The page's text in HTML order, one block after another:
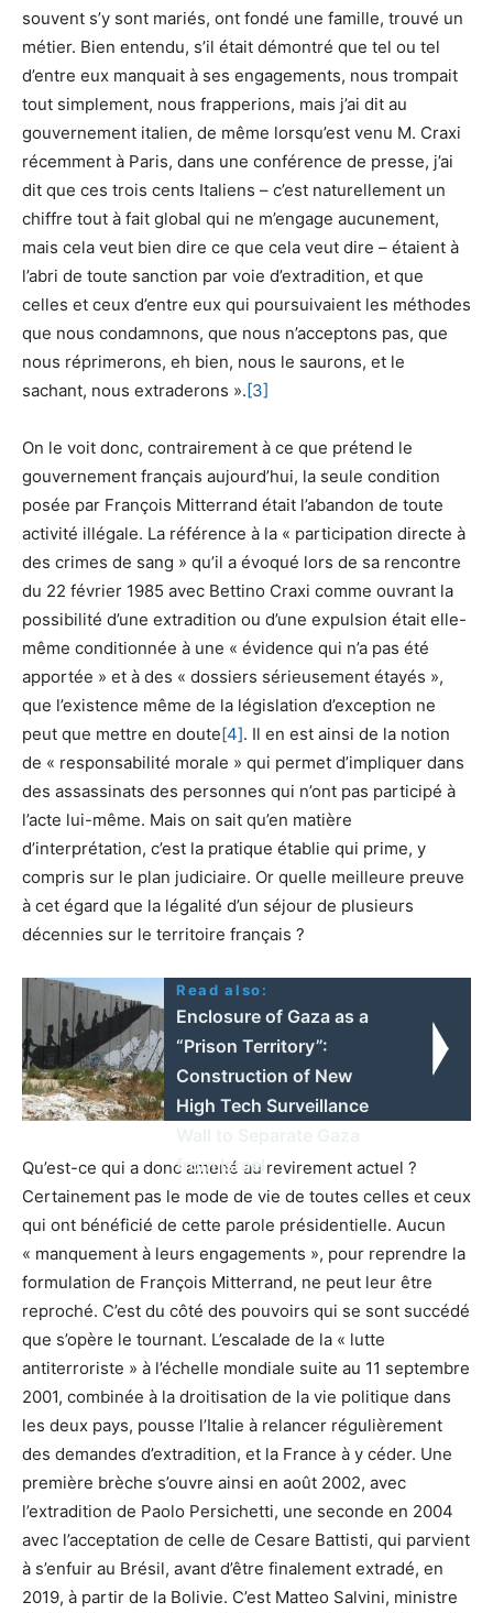
souvent s’y sont mariés, ont fondé une famille, trouvé un
métier. Bien entendu, s’il était démontré que tel ou tel
d’entre eux manquait à ses engagements, nous trompait
tout simplement, nous frapperions, mais j’ai dit au
gouvernement italien, de même lorsqu’est venu M. Craxi
récemment à Paris, dans une conférence de presse, j’ai
dit que ces trois cents Italiens – c’est naturellement un
chiffre tout à fait global qui ne m’engage aucunement,
mais cela veut bien dire ce que cela veut dire – étaient à
l’abri de toute sanction par voie d’extradition, et que
celles et ceux d’entre eux qui poursuivaient les méthodes
que nous condamnons, que nous n’acceptons pas, que
nous réprimerons, eh bien, nous le saurons, et le
sachant, nous extraderons ».[3]
On le voit donc, contrairement à ce que prétend le
gouvernement français aujourd’hui, la seule condition
posée par François Mitterrand était l’abandon de toute
activité illégale. La référence à la « participation directe à
des crimes de sang » qu’il a évoqué lors de sa rencontre
du 22 février 1985 avec Bettino Craxi comme ouvrant la
possibilité d’une extradition ou d’une expulsion était elle-
même conditionnée à une « évidence qui n’a pas été
apportée » et à des « dossiers sérieusement étayés »,
que l’existence même de la législation d’exception ne
peut que mettre en doute[4]. Il en est ainsi de la notion
de « responsabilité morale » qui permet d’impliquer dans
des assassinats des personnes qui n’ont pas participé à
l’acte lui-même. Mais on sait qu’en matière
d’interprétation, c’est la pratique établie qui prime, y
compris sur le plan judiciaire. Or quelle meilleure preuve
à cet égard que la légalité d’un séjour de plusieurs
décennies sur le territoire français ?
Read also:
Enclosure of Gaza as a
“Prison Territory”:
Construction of New
High Tech Surveillance
from Israel
Qu’est-ce qui a donc amené au revirement actuel ?
Certainement pas le mode de vie de toutes celles et ceux
qui ont bénéficié de cette parole présidentielle. Aucun
« manquement à leurs engagements », pour reprendre la
formulation de François Mitterrand, ne peut leur être
reproché. C’est du côté des pouvoirs qui se sont succédé
que s’opère le tournant. L’escalade de la « lutte
antiterroriste » à l’échelle mondiale suite au 11 septembre
2001, combinée à la droitisation de la vie politique dans
les deux pays, pousse l’Italie à relancer régulièrement
des demandes d’extradition, et la France à y céder. Une
première brèche s’ouvre ainsi en août 2002, avec
l’extradition de Paolo Persichetti, une seconde en 2004
avec l’acceptation de celle de Cesare Battisti, qui parvient
à s’enfuir au Brésil, avant d’être finalement extradé, en
2019, à partir de la Bolivie. C’est Matteo Salvini, ministre